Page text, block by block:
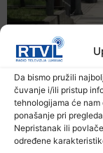
Da bismo pružili
čuvanje i/ili pristup
tehnologijama će
ponašanje pri
Nepristanak ili
određene